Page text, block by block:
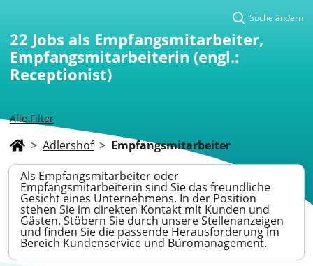
Alle Filter
Suche ändern
22 Jobs als Empfangsmitarbeiter,
Empfangsmitarbeiterin (engl.:
Receptionist)
> Adlershof > Empfangsmitarbeiter
Als Empfangsmitarbeiter oder
Empfangsmitarbeiterin sind Sie das freundliche
Gesicht eines Unternehmens. In der Position
stehen Sie im direkten Kontakt mit Kunden und
Gästen. Stöbern Sie durch unsere Stellenanzeigen
und finden Sie die passende Herausforderung im
Bereich Kundenservice und Büromanagement.